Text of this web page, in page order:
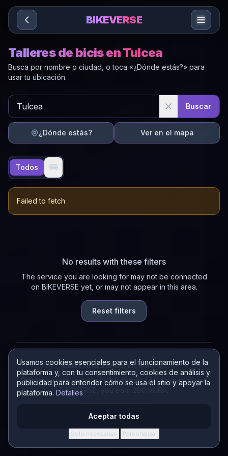
Sari la conținut
Usamos cookies esenciales para el funcionamiento de la
plataforma y, con tu consentimiento, cookies de análisis y
publicidad para entender cómo se usa el sitio y apoyar la
plataforma. Detalles
Aceptar todas
Solo necesarias · Personalizar
BIKEVERSE
Talleres de bicis en Tulcea
Busca por nombre o ciudad, o toca «¿Dónde estás?» para
usar tu ubicación.
Buscar
¿Dónde estás? Ver en el mapa
Todos 🚐
Failed to fetch
No results with these filters
The service you are looking for may not be connected
on BIKEVERSE yet, or may not appear in this area.
Reset filters
Can't find the service here?
Suggest a new service in the directory! If it connects on
BIKEVERSE, you earn 200 AURA.
Suggest a service